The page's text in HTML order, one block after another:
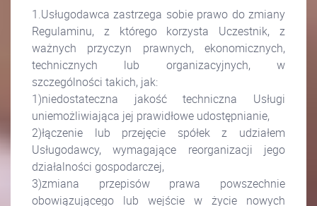
1.Usługodawca zastrzega sobie prawo do zmiany
Regulaminu, z którego korzysta Uczestnik, z
ważnych przyczyn prawnych, ekonomicznych,
technicznych lub organizacyjnych, w
szczególności takich, jak:
1)niedostateczna jakość techniczna Usługi
uniemożliwiająca jej prawidłowe udostępnianie,
2)łączenie lub przejęcie spółek z udziałem
Usługodawcy, wymagające reorganizacji jego
działalności gospodarczej,
3)zmiana przepisów prawa powszechnie
obowiązującego lub wejście w życie nowych